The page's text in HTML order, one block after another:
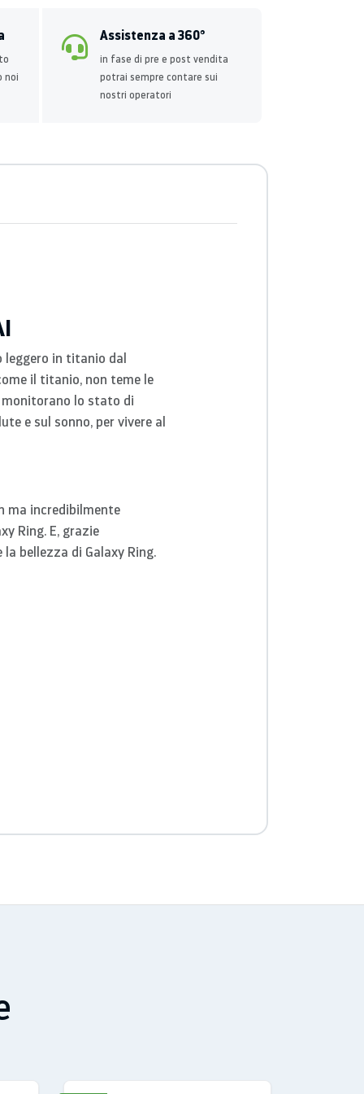
noi
Assistenza a 360°
in fase di pre e post vendita
potrai sempre contare sui
nostri operatori
leggero in titanio dal
il titanio, non teme le
lo stato di
e sul sonno, per vivere al
ma incredibilmente
Ring. E, grazie
la bellezza di Galaxy Ring.